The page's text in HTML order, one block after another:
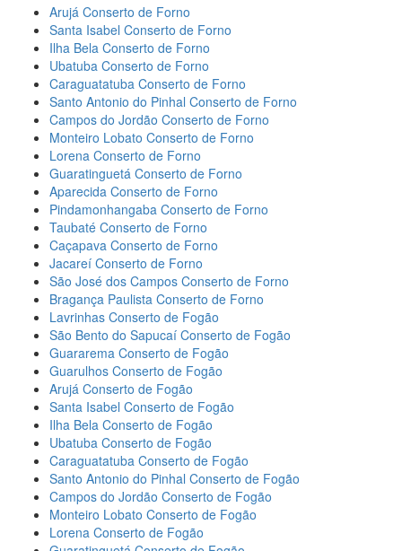
Arujá Conserto de Forno
Santa Isabel Conserto de Forno
Ilha Bela Conserto de Forno
Ubatuba Conserto de Forno
Caraguatatuba Conserto de Forno
Santo Antonio do Pinhal Conserto de Forno
Campos do Jordão Conserto de Forno
Monteiro Lobato Conserto de Forno
Lorena Conserto de Forno
Guaratinguetá Conserto de Forno
Aparecida Conserto de Forno
Pindamonhangaba Conserto de Forno
Taubaté Conserto de Forno
Caçapava Conserto de Forno
Jacareí Conserto de Forno
São José dos Campos Conserto de Forno
Bragança Paulista Conserto de Forno
Lavrinhas Conserto de Fogão
São Bento do Sapucaí Conserto de Fogão
Guararema Conserto de Fogão
Guarulhos Conserto de Fogão
Arujá Conserto de Fogão
Santa Isabel Conserto de Fogão
Ilha Bela Conserto de Fogão
Ubatuba Conserto de Fogão
Caraguatatuba Conserto de Fogão
Santo Antonio do Pinhal Conserto de Fogão
Campos do Jordão Conserto de Fogão
Monteiro Lobato Conserto de Fogão
Lorena Conserto de Fogão